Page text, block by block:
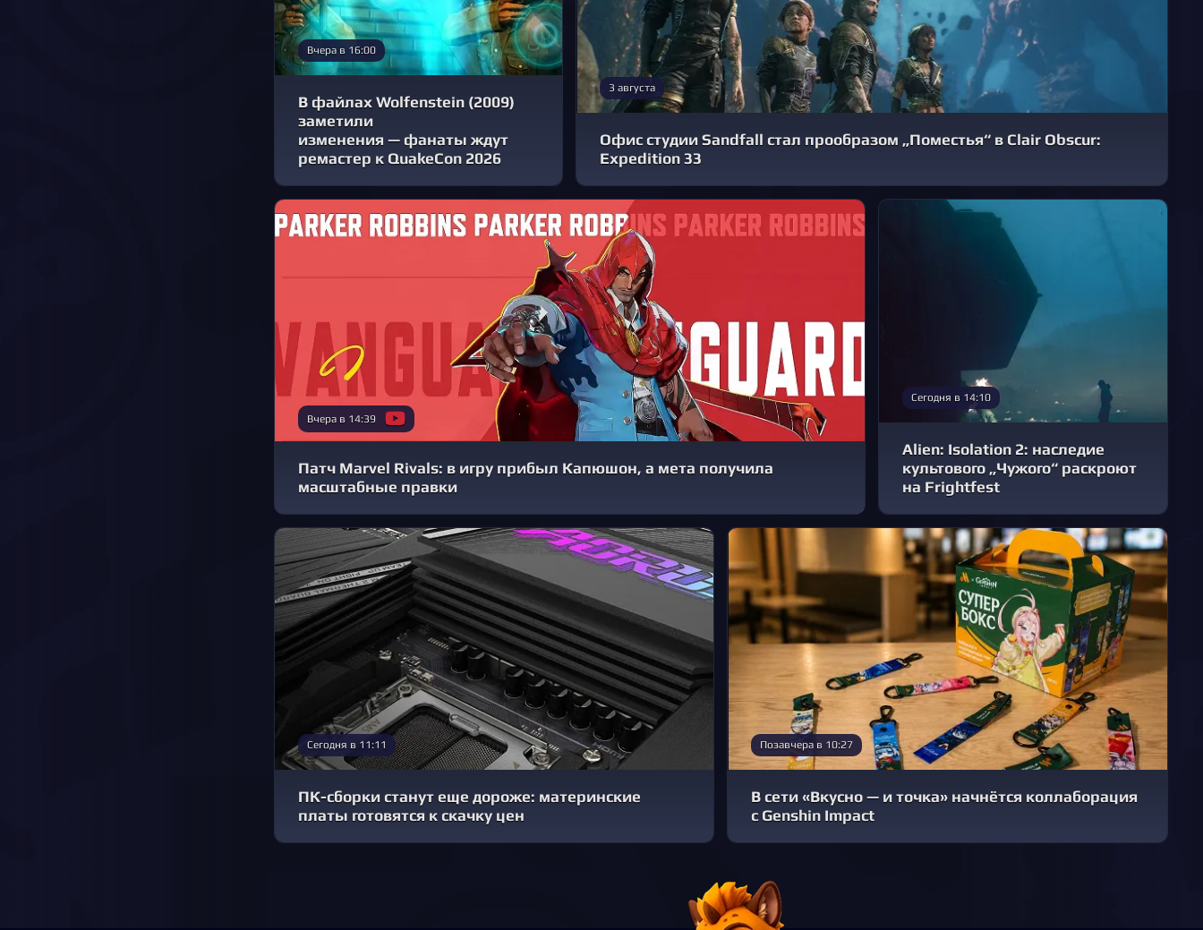
Вчера в 16:00
В файлах Wolfenstein (2009)
заметили
изменения — фанаты ждут
ремастер к QuakeCon 2026
3 августа
Офис студии Sandfall стал прообразом „Поместья“ в Clair Obscur:
Expedition 33
Вчера в 14:39
Патч Marvel Rivals: в игру прибыл Капюшон, а мета получила
масштабные правки
Сегодня в 14:10
Alien: Isolation 2: наследие
культового „Чужого“ раскроют
на Frightfest
Сегодня в 11:11
ПК-сборки станут еще дороже: материнские
платы готовятся к скачку цен
Позавчера в 10:27
В сети «Вкусно — и точка» начнётся коллаборация
с Genshin Impact